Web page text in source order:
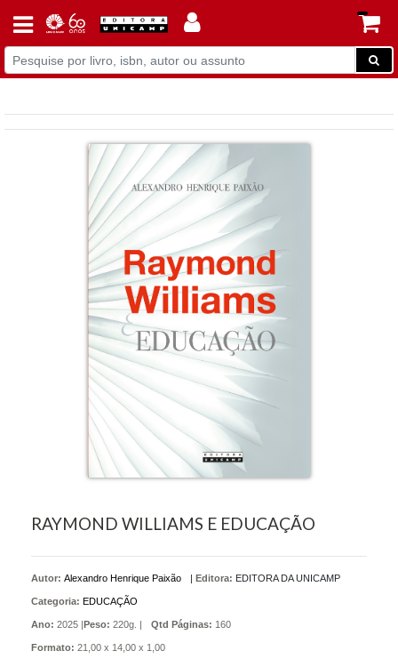
RAYMOND WILLIAMS E EDUCAÇÃO
Autor: Alexandro Henrique Paixão Editora: EDITORA DA UNICAMP
Categoria: EDUCAÇÃO
Ano: 2025 | Peso: 220g. | Qtd Páginas: 160
Formato: 21,00 x 14,00 x 1,00